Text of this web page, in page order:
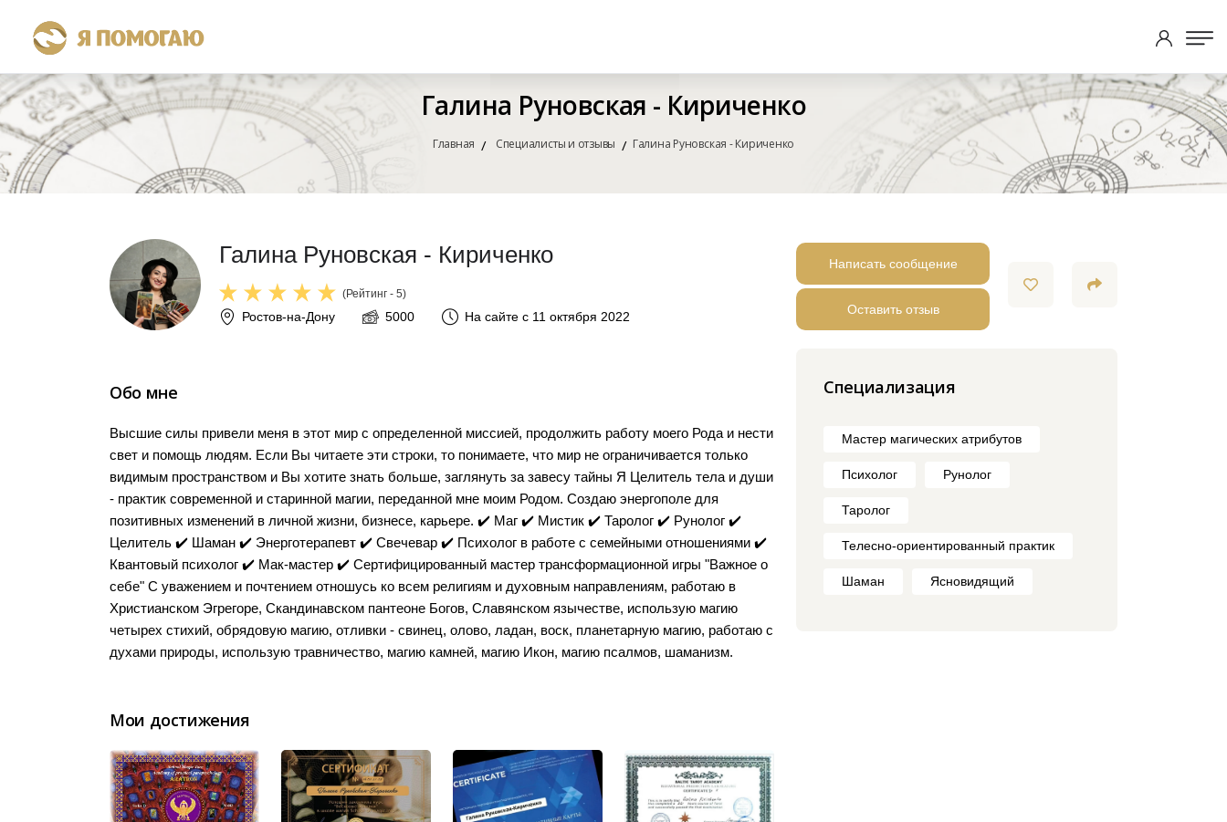
Галина Руновская - Кириченко
Главная Специалисты и отзывы Галина Руновская - Кириченко
Галина Руновская - Кириченко
(Рейтинг - 5)
Ростов-на-Дону 5000 На сайте с 11 октября 2022
Обо мне
Высшие силы привели меня в этот мир с определенной миссией, продолжить работу моего Рода и нести
свет и помощь людям. Если Вы читаете эти строки, то понимаете, что мир не ограничивается только
видимым пространством и Вы хотите знать больше, заглянуть за завесу тайны Я Целитель тела и души
- практик современной и старинной магии, переданной мне моим Родом. Создаю энергополе для
позитивных изменений в личной жизни, бизнесе, карьере. ✔️ Маг ✔️ Мистик ✔️ Таролог ✔️ Рунолог ✔️
Целитель ✔️ Шаман ✔️ Энерготерапевт ✔️ Свечевар ✔️ Психолог в работе с семейными отношениями ✔️
Квантовый психолог ✔️ Мак-мастер ✔️ Сертифицированный мастер трансформационной‌ игры "Важное о
себе" С уважением и почтением отношусь ко всем религиям и духовным направлениям, работаю в
Христианском Эгрегоре, Скандинавском пантеоне Богов, Славянском язычестве, использую магию
четырех стихий, обрядовую магию, отливки - свинец, олово, ладан, воск, планетарную магию, работаю с
духами природы, использую травничество, магию камней, магию Икон, магию псалмов, шаманизм.
Мои достижения
Написать сообщение
Оставить отзыв
Специализация
Мастер магических атрибутов
Психолог Рунолог
Таролог
Телесно-ориентированный практик
Шаман Ясновидящий